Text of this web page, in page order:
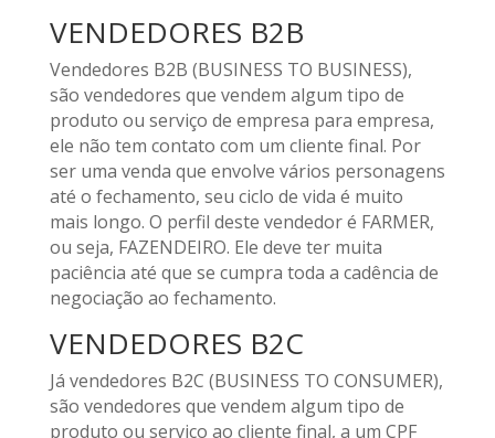
VENDEDORES B2B
Vendedores B2B (BUSINESS TO BUSINESS),
são vendedores que vendem algum tipo de
produto ou serviço de empresa para empresa,
ele não tem contato com um cliente final. Por
ser uma venda que envolve vários personagens
até o fechamento, seu ciclo de vida é muito
mais longo. O perfil deste vendedor é FARMER,
ou seja, FAZENDEIRO. Ele deve ter muita
paciência até que se cumpra toda a cadência de
negociação ao fechamento.
VENDEDORES B2C
Já vendedores B2C (BUSINESS TO CONSUMER),
são vendedores que vendem algum tipo de
produto ou serviço ao cliente final, a um CPF